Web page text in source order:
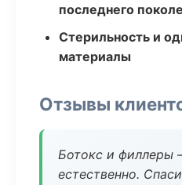
последнего
Стерильность и
материалы
Отзывы
Ботокс и филлеры
естественно.